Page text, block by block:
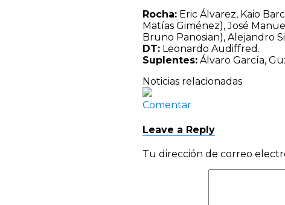
Rocha: Eric Álvarez, Kaio
Matías Giménez), José
Bruno Panosian), Alejandro
DT: Leonardo Audiffred.
Suplentes: Álvaro García,
Noticias relacionadas
Comentar
Leave a Reply
Tu dirección de correo